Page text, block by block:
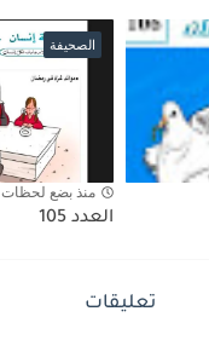
الصحيفة
منذ بضع لحظات
العدد 105
تعليقات